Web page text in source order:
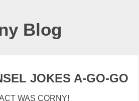
Blog
JOKES A-GO-GO
WAS CORNY!